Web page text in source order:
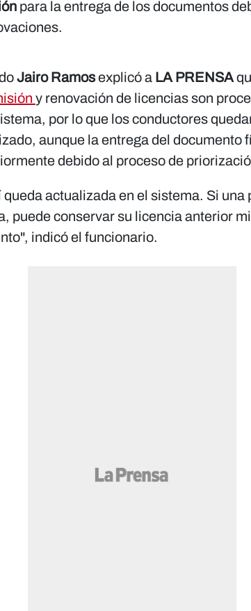
para la entrega de los documentos
Jairo Ramosexplicó a LA PRENSA
y renovación de licencias son
por lo que los conductores
aunque la entrega del documento
debido al proceso de
actualizada en el sistema. Si una
puede conservar su licencia anterior
indicó el funcionario.